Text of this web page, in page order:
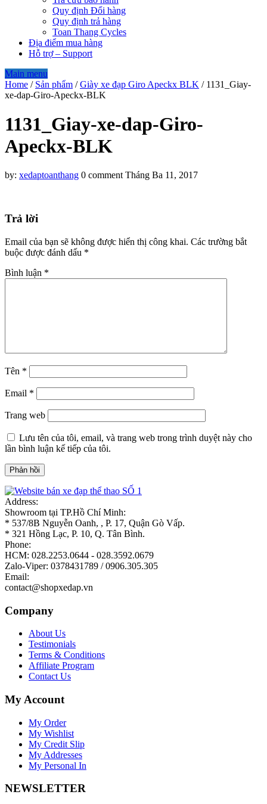
Quy định Đổi hàng
Quy định trả hàng
Toan Thang Cycles
Địa điểm mua hàng
Hỗ trợ – Support
Main menu
Home / Sản phẩm / Giày xe đạp Giro Apeckx BLK / 1131_Giay-
xe-dap-Giro-Apeckx-BLK
1131_Giay-xe-dap-Giro-
Apeckx-BLK
by: xedaptoanthang 0 comment Tháng Ba 11, 2017
Trả lời
Email của bạn sẽ không được hiển thị công khai. Các trường bắt
buộc được đánh dấu *
Bình luận *
Tên *
Email *
Trang web
Lưu tên của tôi, email, và trang web trong trình duyệt này cho
lần bình luận kế tiếp của tôi.
Address:
Showroom tại TP.Hồ Chí Minh:
* 537/8B Nguyễn Oanh, , P. 17, Quận Gò Vấp.
* 321 Hồng Lạc, P. 10, Q. Tân Bình.
Phone:
HCM: 028.2253.0644 - 028.3592.0679
Zalo-Viper: 0378431789 / 0906.305.305
Email:
contact@shopxedap.vn
Company
About Us
Testimonials
Terms & Conditions
Affiliate Program
Contact Us
My Account
My Order
My Wishlist
My Credit Slip
My Addresses
My Personal In
NEWSLETTER